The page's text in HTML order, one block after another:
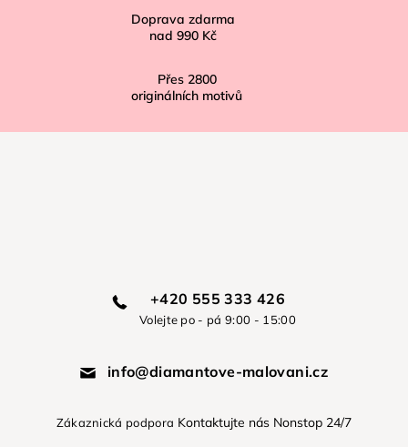
Doprava zdarma
nad 990 Kč
Přes 2800
originálních motivů
+420 555 333 426
Volejte po - pá 9:00 - 15:00
info@diamantove-malovani.cz
Zákaznická podpora Kontaktujte nás Nonstop 24/7